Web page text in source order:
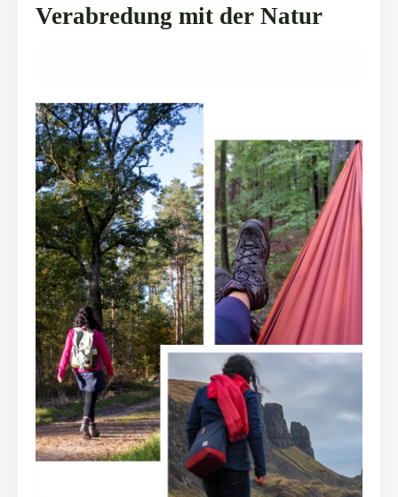
Verabredung mit der Natur